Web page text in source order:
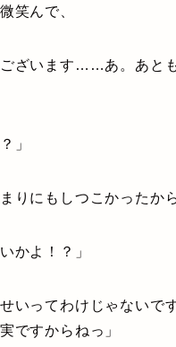
笑んで、
ございます……あ。あと
」
りにもしつこかったか
かよ！？」
せいってわけじゃないで
ですからねっ」